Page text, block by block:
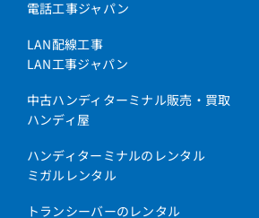
電話工事ジャパン
LAN配線工事
LAN工事ジャパン
中古ハンディターミナル販売・買取
ハンディ屋
ハンディターミナルのレンタル
ミガルレンタル
トランシーバーのレンタル